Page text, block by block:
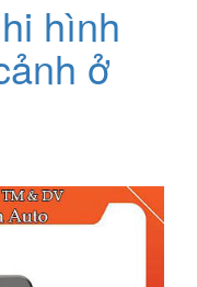
hình
ở